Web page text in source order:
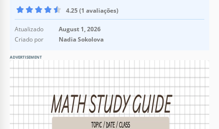
4.25 (1 avaliações)
Atualizado
August 1, 2026
Criado por
Nadia Sokolova
ADVERTISEMENT